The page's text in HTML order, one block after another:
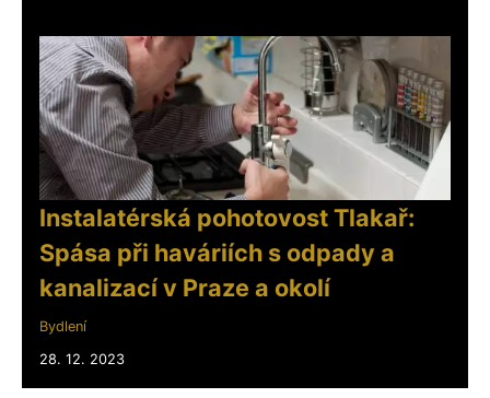
Instalatérská pohotovost Tlakař:
Spása při haváriích s odpady a
kanalizací v Praze a okolí
Bydlení
28. 12. 2023